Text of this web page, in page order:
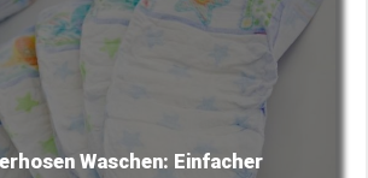
Waschen: Einfacher